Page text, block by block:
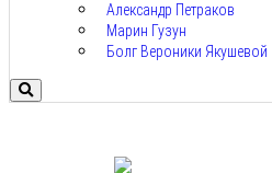
Александр Петраков
Марин Гузун
Болг Вероники Якушевой